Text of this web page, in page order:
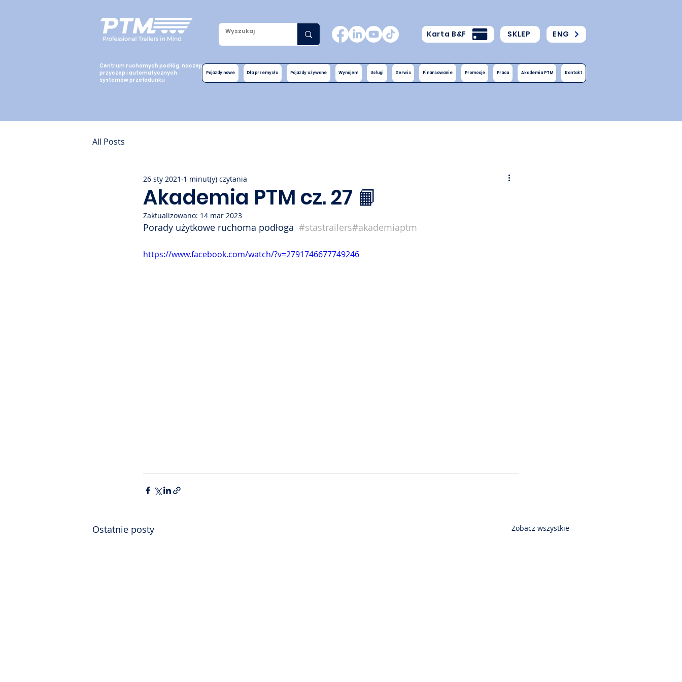
SKLEP ENG
Karta B&F
Centrum ruchomych podłóg, naczep,
przyczep i automatycznych
systemów przeładunku
Pojazdy nowe Dla przemysłu Pojazdy używane Wynajem Usługi Serwis Finansowanie Promocje Praca Akademia PTM Kontakt
All Posts
Akademia PTM cz. 27 📙
26 sty 2021 1 minut(y) czytania
Zaktualizowano: 14 mar 2023
Porady użytkowe ruchoma podłoga #stastrailers#akademiaptm
https://www.facebook.com/watch/?v=2791746677749246
Ostatnie posty Zobacz wszystkie